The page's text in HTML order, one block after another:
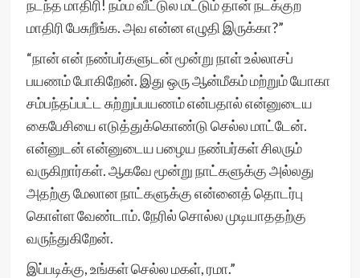
நடந்த மாதிரி! நம்ம வீட்டுல மட்டும் தான் நடக்குற
மாதிரி பேசுறீங்க. அவ என்ன எழுதி இருக்கா?”
“நான் என் நண்பர்களுடன் மூன்று நாள் உல்லாசப்
பயணம் போகிறேன். இது ஒரு ஆன்மீகம் மற்றும் யோகா
சம்பந்தப்பட்ட சுற்றுப்பயணம் என்பதால் என்னுடைய
கைபேசியை எடுத்துக்கொண்டு செல்ல மாட்டேன்.
என்னுடன் என்னுடைய பழைய நண்பர்கள் சிலரும்
வருகிறார்கள். ஆகவே மூன்று நாட்களுக்கு அல்லது
அதற்கு மேலான நாட்களுக்கு என்னைத் தொடர்பு
கொள்ள வேண்டாம். நேரில் சொல்ல முடியாததற்கு
வருந்துகிறேன்.
இப்படிக்கு, உங்கள் செல்ல மகள், ரமா.”